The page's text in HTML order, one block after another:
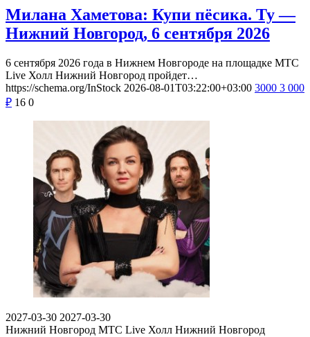
Милана Хаметова: Купи пёсика. Ту —
Нижний Новгород, 6 сентября 2026
6 сентября 2026 года в Нижнем Новгороде на площадке МТС
Live Холл Нижний Новгород пройдет…
https://schema.org/InStock 2026-08-01T03:22:00+03:00 3000 3 000
₽ 16 0
2027-03-30 2027-03-30
Нижний Новгород МТС Live Холл Нижний Новгород